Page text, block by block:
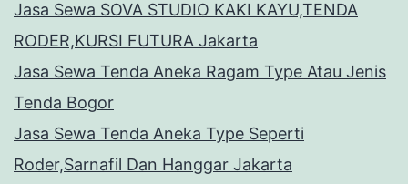
Jasa Sewa SOVA STUDIO KAKI KAYU,TENDA
RODER,KURSI FUTURA Jakarta
Jasa Sewa Tenda Aneka Ragam Type Atau Jenis
Tenda Bogor
Jasa Sewa Tenda Aneka Type Seperti
Roder,Sarnafil Dan Hanggar Jakarta